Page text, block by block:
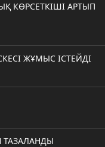
КӨРСЕТКІШІ АРТЫП
ЖҰМЫС ІСТЕЙДІ